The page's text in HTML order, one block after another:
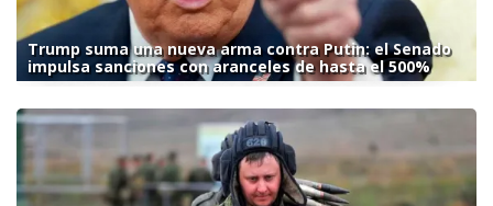
Trump suma una nueva arma contra Putin: el Senado
impulsa sanciones con aranceles de hasta el 500%